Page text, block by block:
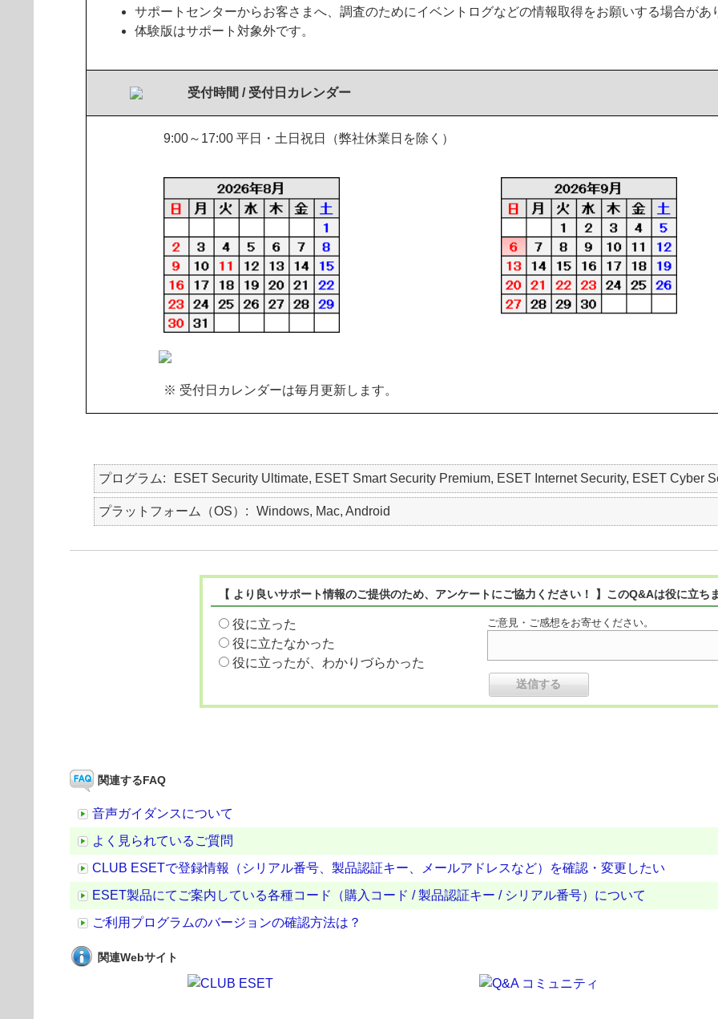
サポートセンターからお客さまへ、調査のためにイベントログなどの情報取得をお願いする場合があ
体験版はサポート対象外です。
受付時間 / 受付日カレンダー
9:00～17:00 平日・土日祝日（弊社休業日を除く）
※ 受付日カレンダーは毎月更新します。
プログラム ESET Security Ultimate, ESET Smart Security Premium, ESET Internet Security, ESET Cyber
プラットフォーム（OS） Windows, Mac, Android
【 より良いサポート情報のご提供のため、アンケートにご協力ください！ 】このQ&Aは役に立ち
役に立った
役に立たなかった
役に立ったが、わかりづらかった
ご意見・ご感想をお寄せください。
関連するFAQ
音声ガイダンスについて
よく見られているご質問
CLUB ESETで登録情報（シリアル番号、製品認証キー、メールアドレスなど）を確認・変更したい
ESET製品にてご案内している各種コード（購入コード / 製品認証キー / シリアル番号）について
ご利用プログラムのバージョンの確認方法は？
関連Webサイト